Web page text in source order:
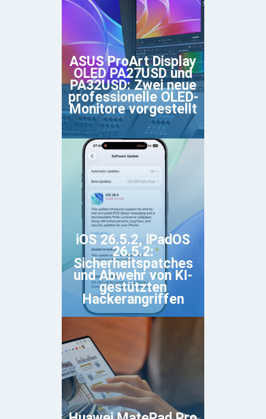
ASUS ProArt Display
OLED PA27USD und
PA32USD: Zwei neue
professionelle OLED-
Monitore vorgestellt
iOS 26.5.2, iPadOS
26.5.2:
Sicherheitspatches
und Abwehr von KI-
gestützten
Hackerangriffen